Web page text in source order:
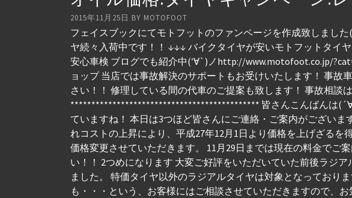
2015年11月25日 BY MOTOFOOT
フェイスブックにてモトフットのファンページを作成致しまし
ヤ続々入荷中です！！ ↓↓↓ バイクタイヤが安いモトフットタイ
安心車検 ブログでも紹介中(′∀`)ノhttp://www.motofoot.co.jp/
ョップ 当店では事故解決のサポートもお受けいたします！ 事
さい！！ 修理している間の代車のご提案も致します！ 事故相談
********************************************* 皆さんこんばんは
ていますね！ 本日は3つほど皆さんにご連絡・ご案内がございま
れコストの上昇により、平成27年12月1日より価格を上げざるを
価格変更させていただきます。 11月29日までは現在の料金でご
い！！ 2つめになります 大変ご好評をいただいていた前後ラジ
ました。 特価タイヤ以外のラジアルタイヤは対象となっており
も・・・という、お客様にはご相談させていただきますので、